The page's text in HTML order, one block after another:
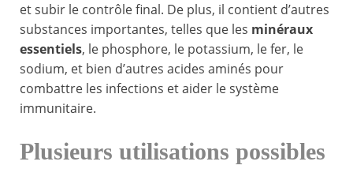
et subir le contrôle final. De plus, il contient d’autres
substances importantes, telles que les minéraux
essentiels, le phosphore, le potassium, le fer, le
sodium, et bien d’autres acides aminés pour
combattre les infections et aider le système
immunitaire.
Plusieurs utilisations possibles